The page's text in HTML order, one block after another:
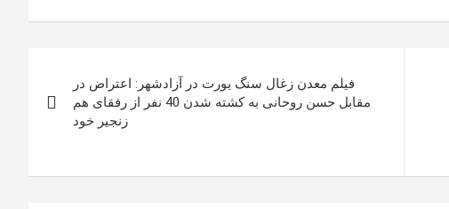
فیلم معدن زغال سنگ یورت در آزادشهر: اعتراض در
مقابل حسن روحانی به کشته شدن 40 نفر از رفقای هم
زنجیر خود